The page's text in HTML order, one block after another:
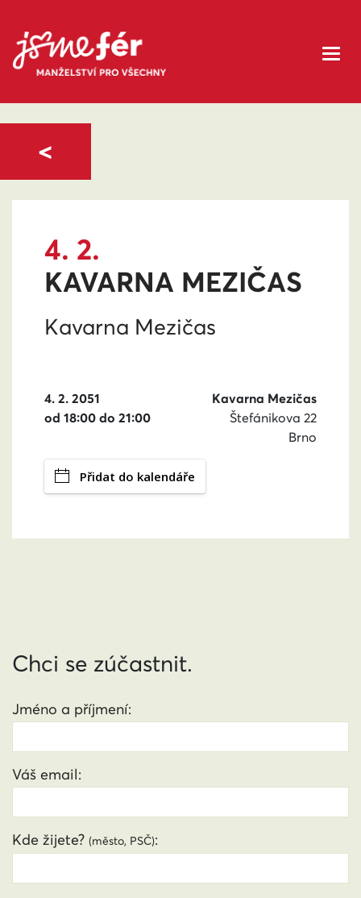
4. 2.
KAVARNA MEZIČAS
Kavarna Mezičas
4. 2. 2051
od 18:00 do 21:00
Kavarna Mezičas
Štefánikova 22
Brno
Přidat do kalendáře
<
Chci se zúčastnit.
Jméno a příjmení:
Váš email:
Kde žijete? (město, PSČ):